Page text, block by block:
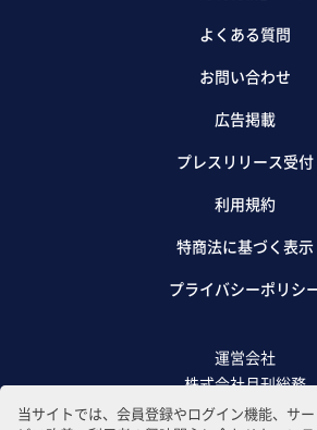
当サイトでは、会員登録やログイン機能、サー
よくある質問
お問い合わせ
広告掲載
プレスリリース受付
利用規約
特商法に基づく表示
プライバシーポリシ
運営会社
株式会社月刊総務